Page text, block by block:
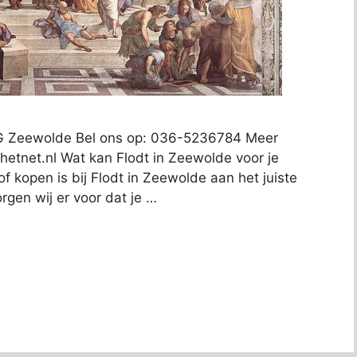
Zeewolde Bel ons op: 036-5236784 Meer
Wat kan Flodt in Zeewolde voor je
kopen is bij Flodt in Zeewolde aan het juiste
wij er voor dat je …